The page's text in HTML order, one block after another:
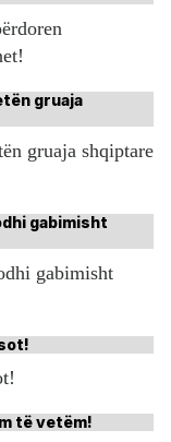
gruaja shqiptare
gabimisht